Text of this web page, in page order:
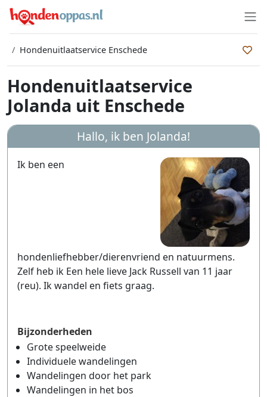
Hondenuitlaatservice Enschede
Hondenuitlaatservice
Jolanda uit Enschede
Hallo, ik ben Jolanda!
Ik ben een
hondenliefhebber/dierenvriend en natuurmens.
Zelf heb ik Een hele lieve Jack Russell van 11 jaar
(reu). Ik wandel en fiets graag.
Bijzonderheden
Grote speelweide
Individuele wandelingen
Wandelingen door het park
Wandelingen in het bos